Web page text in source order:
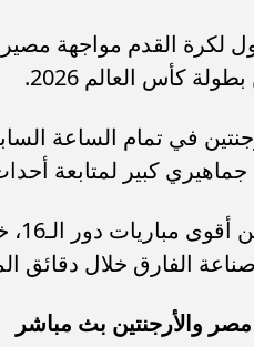
القدم مواجهة
في تمام الساعة
كبير لمتابعة
الفارق خلال دقائق
مصر والأرجنتين بث مباشر